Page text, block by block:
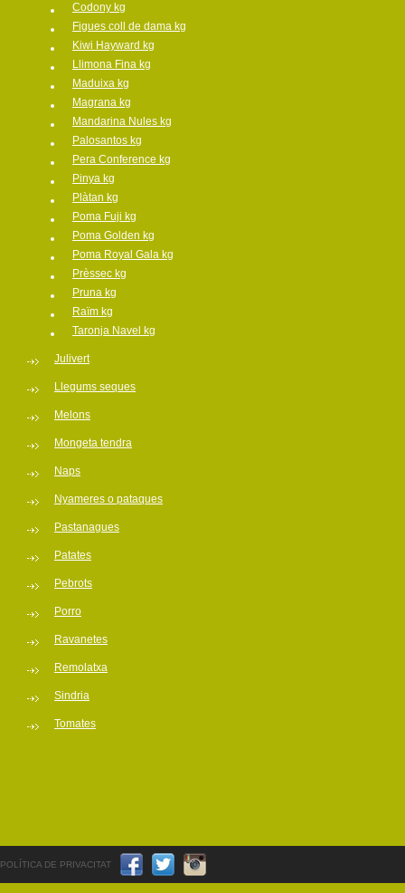
Codony kg
Figues coll de dama kg
Kiwi Hayward kg
Llimona Fina kg
Maduixa kg
Magrana kg
Mandarina Nules kg
Palosantos kg
Pera Conference kg
Pinya kg
Plàtan kg
Poma Fuji kg
Poma Golden kg
Poma Royal Gala kg
Prèssec kg
Pruna kg
Raïm kg
Taronja Navel kg
Julivert
Llegums seques
Melons
Mongeta tendra
Naps
Nyameres o pataques
Pastanagues
Patates
Pebrots
Porro
Ravanetes
Remolatxa
Sindria
Tomates
POLÍTICA DE PRIVACITAT